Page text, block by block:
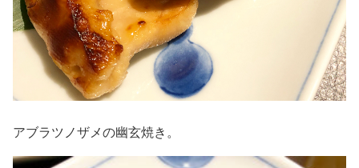
アブラツノザメの幽玄焼き。